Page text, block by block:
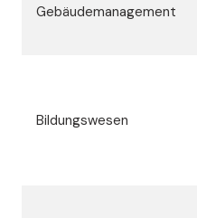
Gebäudemanagement
Bildungswesen